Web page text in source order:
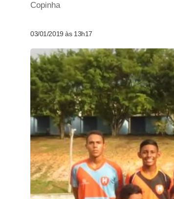
Copinha
03/01/2019 às 13h17